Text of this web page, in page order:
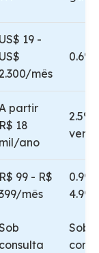
US$ 19 -
US$
2.300/mês
0.6%
partir
R$ 18
mil/ano
2.5%
R$ 99 - R$
mês
4.99%
consulta
Sob